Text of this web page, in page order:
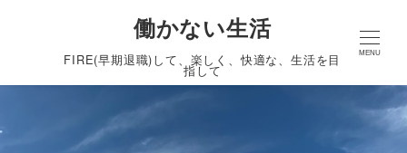
働かない生活
FIRE(早期退職)して、楽しく、快適な、生活を目
指して
MENU